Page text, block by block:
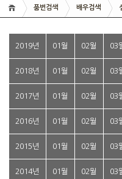
품번검색 배우검색
2019년 01월 02월 03
2018년 01월 02월 03
2017년 01월 02월 03
2016년 01월 02월 03
2015년 01월 02월 03
2014년 01월 02월 03